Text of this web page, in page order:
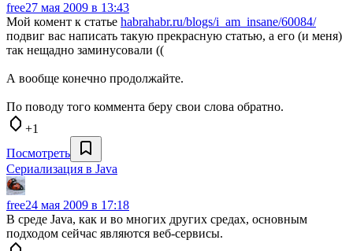
free27 мая 2009 в 13:43
Мой комент к статье habrahabr.ru/blogs/i_am_insane/60084/
подвиг вас написать такую прекрасную статью, а его (и меня)
так нещадно заминусовали ((
А вообще конечно продолжайте.
По поводу того коммента беру свои слова обратно.
+1
Посмотреть
Сериализация в Java
free24 мая 2009 в 17:18
В среде Java, как и во многих других средах, основным
подходом сейчас являются веб-сервисы.